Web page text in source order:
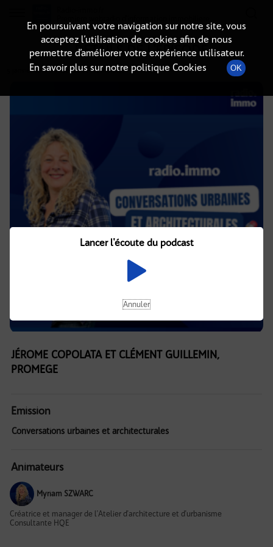
DÉTAILS DE L'ÉPISODE
5 janvier 2018à 7h00 , durée : 12 minutes
JÉROME COPOLATA ET CLÉMENT GUILLEMIN,
PROMEGE
Emission
Conversations urbaines et architecturales
Animateurs
Myriam SZWARC
Créatrice et manager de l'Atelier d'architecture et d'urbanisme
Consultante HQE
En poursuivant votre navigation sur notre site, vous
acceptez l’utilisation de cookies afin de nous
permettre d’améliorer votre expérience utilisateur.
En savoir plus sur notre politique Cookies
OK
Lancer l'écoute du podcast
Annuler